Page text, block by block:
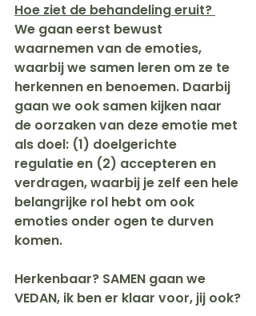
Hoe ziet de behandeling eruit?
We gaan eerst bewust
waarnemen van de emoties,
waarbij we samen leren om ze te
herkennen en benoemen. Daarbij
gaan we ook samen kijken naar
de oorzaken van deze emotie met
als doel: (1) doelgerichte
regulatie en (2) accepteren en
verdragen, waarbij je zelf een hele
belangrijke rol hebt om ook
emoties onder ogen te durven
komen.
Herkenbaar? SAMEN gaan we
VEDAN, ik ben er klaar voor, jij ook?